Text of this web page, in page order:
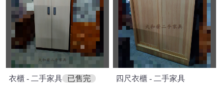
衣櫃 - 二手家具 已售完
四尺衣櫃 - 二手家具